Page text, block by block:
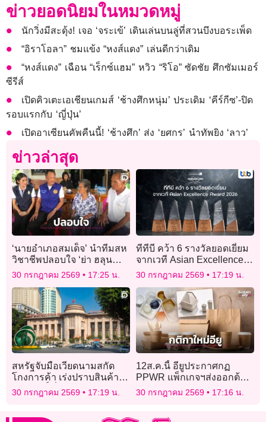
ข่าวยอดนิยมในหมวดหมู่
นักวิ่งมีสะดุ้ง! เจอ ‘จระเข้’ เดินเล่นบนลู่ที่สวนบึงบอระเพ็ด
“อิราโอลา” ชมแข้ง “หงส์แดง” เล่นดีกว่าเดิม
“หงส์แดง” เฉือน “เร็กซ์แฮม” หวิว “ริโอ” ซัดชัย ศึกซัมเมอร์
ซีรีส์
เปิดคิวเตะเอเชียนเกมส์ ‘ช้างศึกหนุ่ม’ ประเดิม ‘คีร์กีซ’-ปิด
รอบแรกกับ ‘ญี่ปุ่น’
เปิดอาเซียนคัพคืนนี้! ‘ช้างศึก’ ส่ง ‘ยศกร’ นำทัพยิง ‘ลาว’
ข่าวล่าสุด
‘นายอำเภอสมเด็จ’ นำทีมสห
วิชาชีพปลอบใจ ‘ย่า ฮลุน
โซโล่’ เสียชีวิตปริศนาใน
จอร์เจีย
30 กรกฎาคม 2569 17:25 น.
ทีทีบี คว้า 6 รางวัลยอดเยี่ยม
จากเวที Asian Excellence
Award 2026
30 กรกฎาคม 2569 17:19 น.
สหรัฐจับมือเวียดนามสกัด
โกงการค้า เร่งปราบสินค้า
สวมสิทธิ์เลี่ยงภาษี
30 กรกฎาคม 2569 17:19 น.
12ส.ค.นี้ อียูประกาศกฏ
PPWR แพ็กเกจฯส่งออกต้อง
รีไซเคิลได้
30 กรกฎาคม 2569 17:16 น.